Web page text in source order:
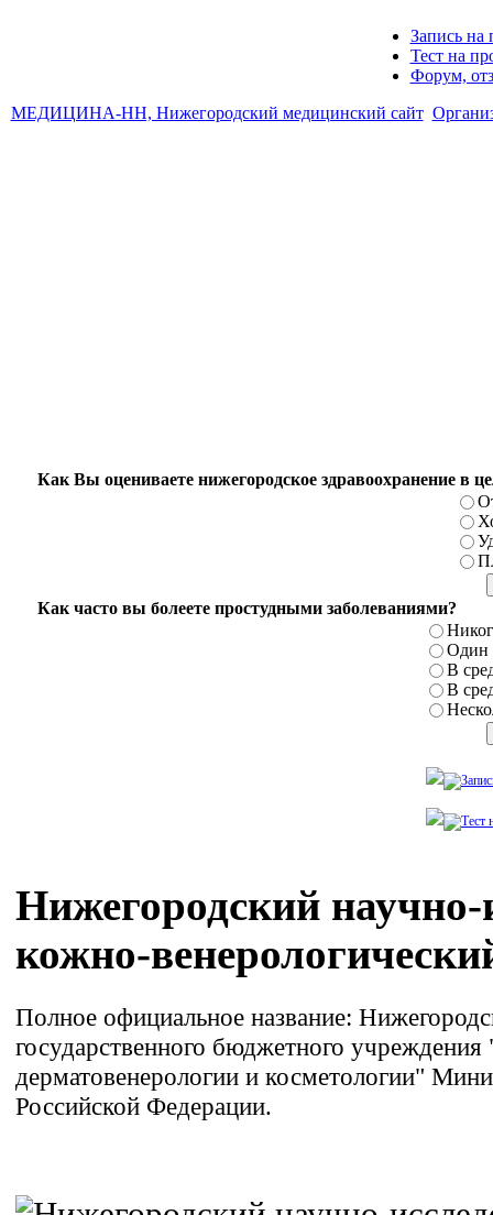
Запись на
Тест на
Форум,
МЕДИЦИНА-НН, Нижегородский медицинский сайт
Как Вы оцениваете нижегородское здравоохранение в
Как часто вы болеете простудными заболеваниями?
Один
В
В
Нижегородский научно-
кожно-
Полное официальное название:
государственного бюджетного
дерматовенерологии и косметологии"
Российской Федерации.